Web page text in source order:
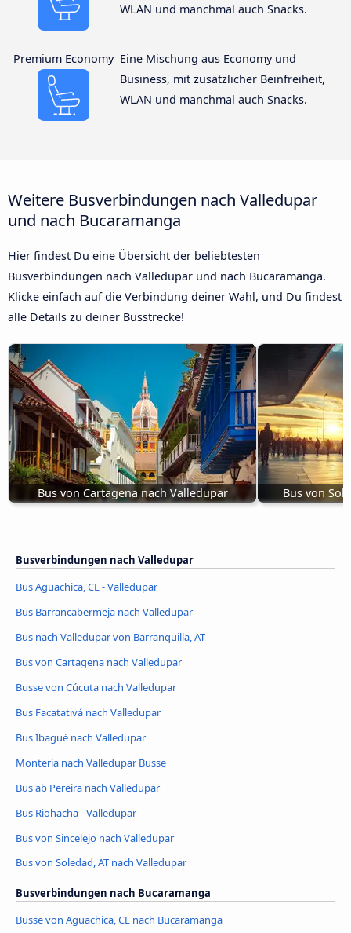
WLAN und manchmal auch Snacks.
Premium Economy Eine Mischung aus Economy und
Business, mit zusätzlicher Beinfreiheit,
WLAN und manchmal auch Snacks.
Weitere Busverbindungen nach Valledupar
und nach Bucaramanga
Hier findest Du eine Übersicht der beliebtesten
Busverbindungen nach Valledupar und nach Bucaramanga.
Klicke einfach auf die Verbindung deiner Wahl, und Du findest
alle Details zu deiner Busstrecke!
Bus von Cartagena nach Valledupar Bus von
Busverbindungen nach Valledupar
Bus Aguachica, CE - Valledupar
Bus Barrancabermeja nach Valledupar
Bus nach Valledupar von Barranquilla, AT
Bus von Cartagena nach Valledupar
Busse von Cúcuta nach Valledupar
Bus Facatativá nach Valledupar
Bus Ibagué nach Valledupar
Montería nach Valledupar Busse
Bus ab Pereira nach Valledupar
Bus Riohacha - Valledupar
Bus von Sincelejo nach Valledupar
Bus von Soledad, AT nach Valledupar
Busverbindungen nach Bucaramanga
Busse von Aguachica, CE nach Bucaramanga